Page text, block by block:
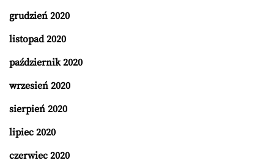
grudzień 2020
listopad 2020
październik 2020
wrzesień 2020
sierpień 2020
lipiec 2020
czerwiec 2020